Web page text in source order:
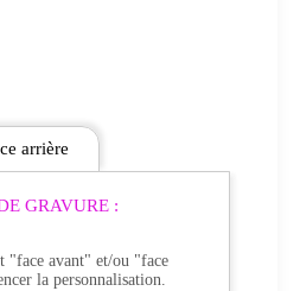
GRAVURE :
"face avant" et/ou "face
la personnalisation.
arrière